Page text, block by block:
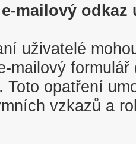
mailový odkaz
uživatelé
mailový
Toto opatření
vzkazů a